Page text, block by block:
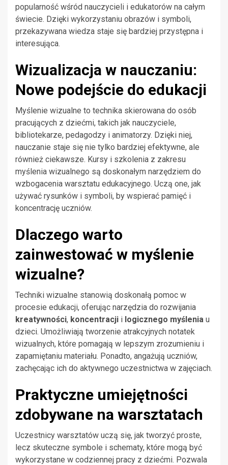
popularność wśród nauczycieli i edukatorów na całym
świecie. Dzięki wykorzystaniu obrazów i symboli,
przekazywana wiedza staje się bardziej przystępna i
interesująca.
Wizualizacja w nauczaniu:
Nowe podejście do edukacji
Myślenie wizualne to technika skierowana do osób
pracujących z dziećmi, takich jak nauczyciele,
bibliotekarze, pedagodzy i animatorzy. Dzięki niej,
nauczanie staje się nie tylko bardziej efektywne, ale
również ciekawsze. Kursy i szkolenia z zakresu
myślenia wizualnego są doskonałym narzędziem do
wzbogacenia warsztatu edukacyjnego. Uczą one, jak
używać rysunków i symboli, by wspierać pamięć i
koncentrację uczniów.
Dlaczego warto
zainwestować w myślenie
wizualne?
Techniki wizualne stanowią doskonałą pomoc w
procesie edukacji, oferując narzędzia do rozwijania
kreatywności, koncentracji i logicznego myślenia u
dzieci. Umożliwiają tworzenie atrakcyjnych notatek
wizualnych, które pomagają w lepszym zrozumieniu i
zapamiętaniu materiału. Ponadto, angażują uczniów,
zachęcając ich do aktywnego uczestnictwa w zajęciach.
Praktyczne umiejętności
zdobywane na warsztatach
Uczestnicy warsztatów uczą się, jak tworzyć proste,
lecz skuteczne symbole i schematy, które mogą być
wykorzystane w codziennej pracy z dziećmi. Pozwala